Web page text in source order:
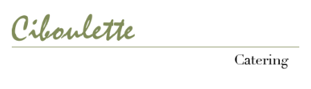
contenido